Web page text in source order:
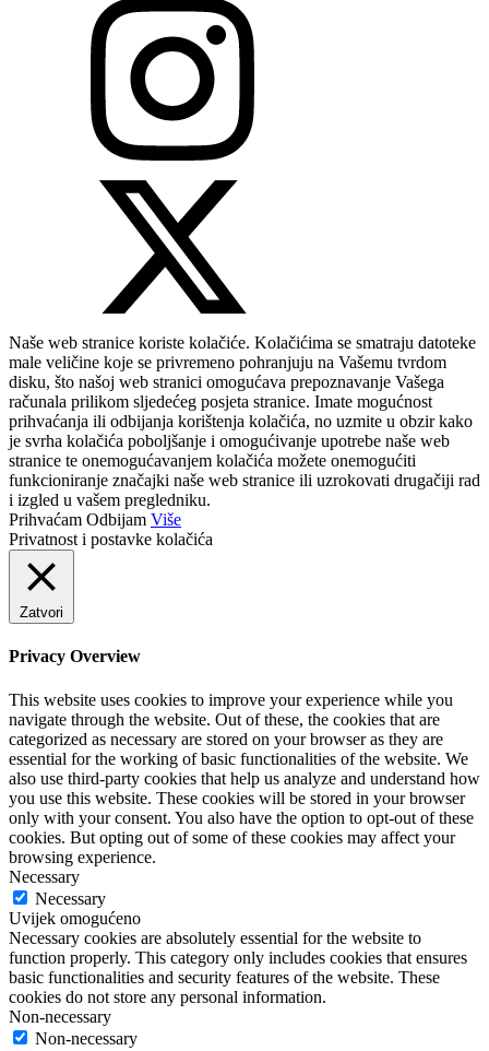
Naše web stranice koriste kolačiće. Kolačićima se smatraju datoteke
male veličine koje se privremeno pohranjuju na Vašemu tvrdom
disku, što našoj web stranici omogućava prepoznavanje Vašega
računala prilikom sljedećeg posjeta stranice. Imate mogućnost
prihvaćanja ili odbijanja korištenja kolačića, no uzmite u obzir kako
je svrha kolačića poboljšanje i omogućivanje upotrebe naše web
stranice te onemogućavanjem kolačića možete onemogućiti
funkcioniranje značajki naše web stranice ili uzrokovati drugačiji rad
i izgled u vašem pregledniku.
Prihvaćam Odbijam Više
Privatnost i postavke kolačića
Zatvori
Privacy Overview
This website uses cookies to improve your experience while you
navigate through the website. Out of these, the cookies that are
categorized as necessary are stored on your browser as they are
essential for the working of basic functionalities of the website. We
also use third-party cookies that help us analyze and understand how
you use this website. These cookies will be stored in your browser
only with your consent. You also have the option to opt-out of these
cookies. But opting out of some of these cookies may affect your
browsing experience.
Necessary
Necessary
Uvijek omogućeno
Necessary cookies are absolutely essential for the website to
function properly. This category only includes cookies that ensures
basic functionalities and security features of the website. These
cookies do not store any personal information.
Non-necessary
Non-necessary